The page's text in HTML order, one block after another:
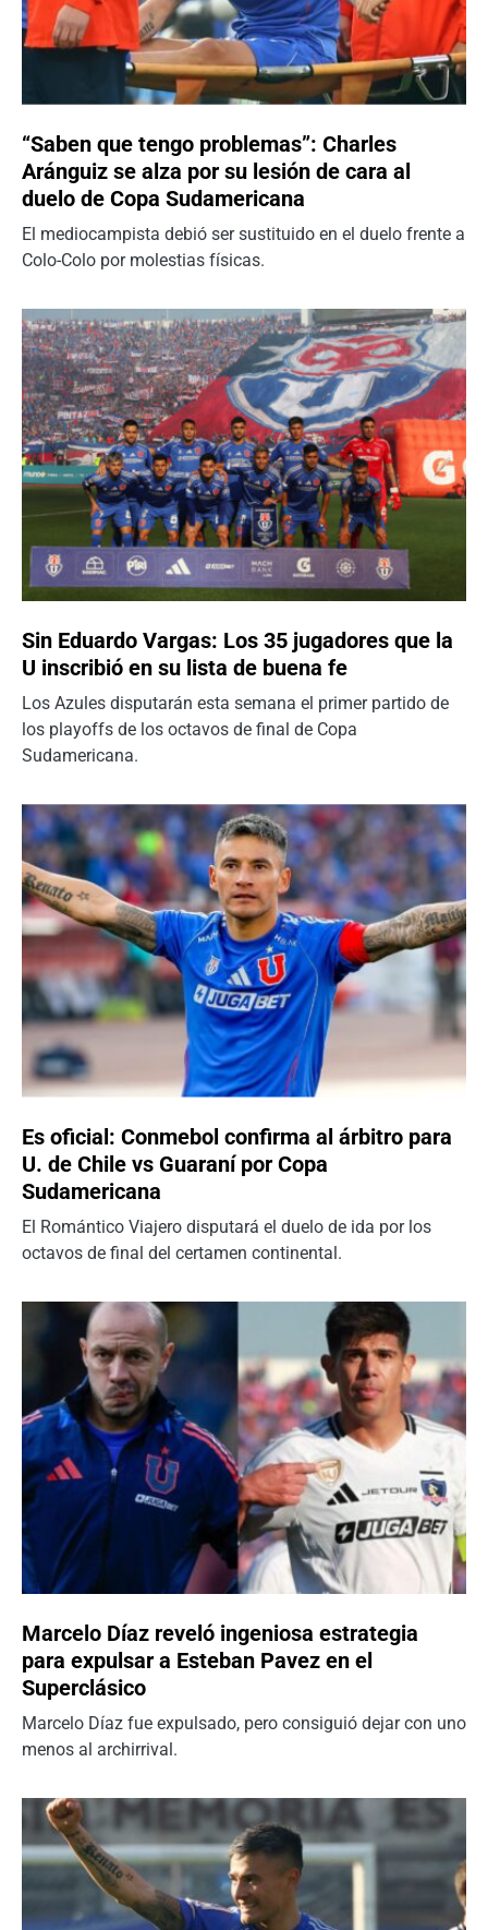
“Saben que tengo problemas”: Charles
Aránguiz se alza por su lesión de cara al
duelo de Copa Sudamericana
El mediocampista debió ser sustituido en el duelo frente a
Colo-Colo por molestias físicas.
Sin Eduardo Vargas: Los 35 jugadores que la
U inscribió en su lista de buena fe
Los Azules disputarán esta semana el primer partido de
los playoffs de los octavos de final de Copa
Sudamericana.
Es oficial: Conmebol confirma al árbitro para
U. de Chile vs Guaraní por Copa
Sudamericana
El Romántico Viajero disputará el duelo de ida por los
octavos de final del certamen continental.
Marcelo Díaz reveló ingeniosa estrategia
para expulsar a Esteban Pavez en el
Superclásico
Marcelo Díaz fue expulsado, pero consiguió dejar con uno
menos al archirrival.